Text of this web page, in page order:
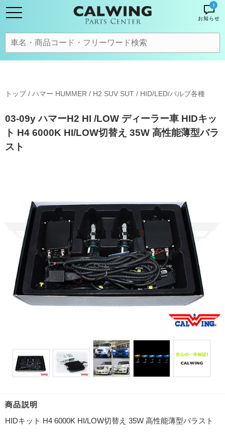
!
お知らせ
トップ/ ハマー HUMMER / H2 SUV SUT / HID/LED/バルブ各種
03-09y ハマーH2 HI /LOW ディーラー車 HIDキッ
ト H4 6000K HI/LOW切替え 35W 高性能薄型バラ
スト
商品説明
HIDキット H4 6000K HI/LOW切替え 35W 高性能薄型バラスト